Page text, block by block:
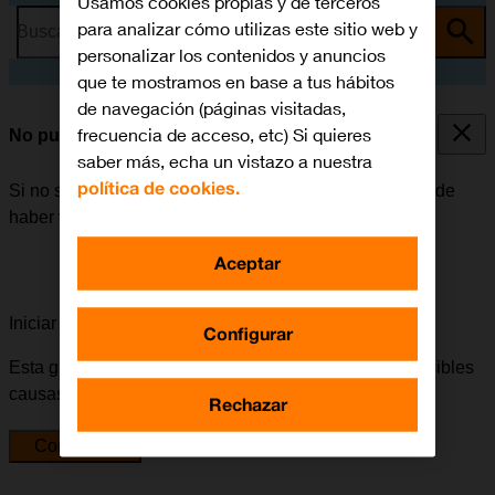
Busca por problema o tema
No puedo enviar ni recibir correo electrónico
Si no se puede enviar ni recibir correo electrónico, puede
haber varias causas posibles al problema.
Iniciar la guía para solucionar tu problema
Esta guía te va a conducir a través de una serie de posibles
causas y soluciones al problema.
Comenzar
para analizar cómo utilizas este sitio web y
personalizar los contenidos y anuncios
que te mostramos en base a tus hábitos
de navegación (páginas visitadas,
frecuencia de acceso, etc) Si quieres
saber más, echa un vistazo a nuestra
política de cookies.
Configurar
Rechazar
Aceptar